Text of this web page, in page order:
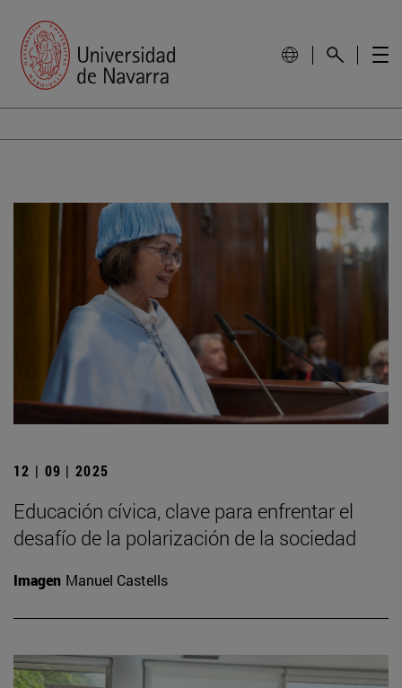
12 | 09 | 2025
Educación cívica, clave para enfrentar el
desafío de la polarización de la sociedad
Imagen Manuel Castells